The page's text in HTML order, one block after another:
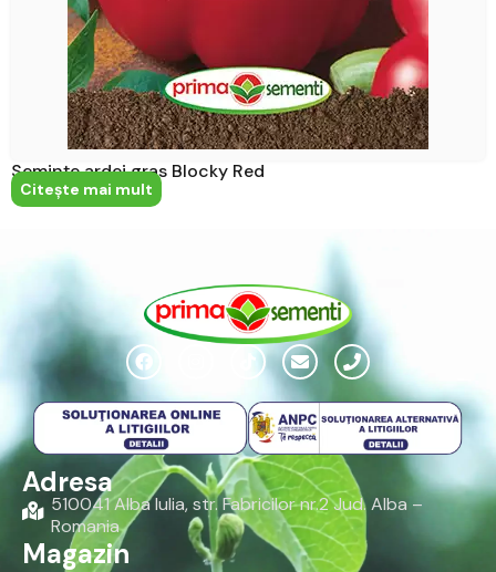
Semințe ardei gras Blocky Red
Citeşte mai mult
Adresa
510041 Alba Iulia, str. Fabricilor nr.2 Jud. Alba –
Romania
Magazin